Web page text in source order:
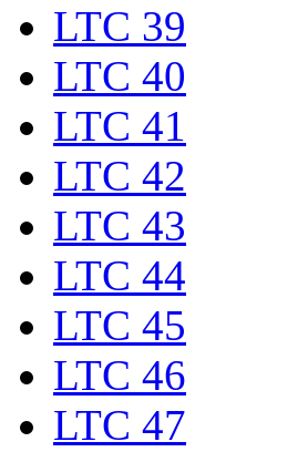
LTC 39
LTC 40
LTC 41
LTC 42
LTC 43
LTC 44
LTC 45
LTC 46
LTC 47